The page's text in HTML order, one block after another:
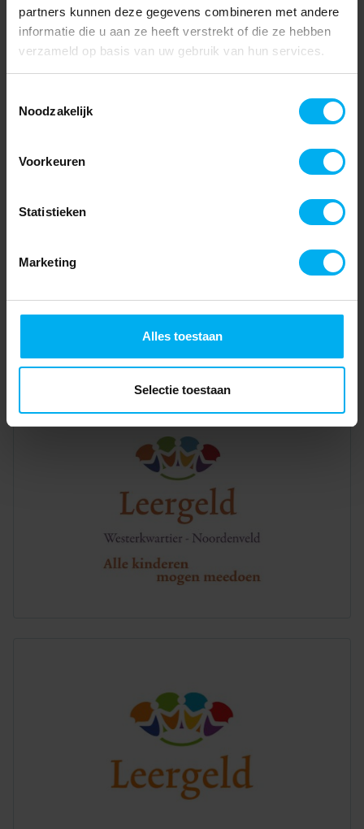
partners kunnen deze gegevens combineren met andere
informatie die u aan ze heeft verstrekt of die ze hebben
verzameld op basis van uw gebruik van hun services.
Noodzakelijk
Voorkeuren
Statistieken
Marketing
Alles toestaan
Selectie toestaan